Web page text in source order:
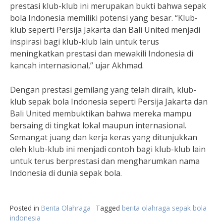
prestasi klub-klub ini merupakan bukti bahwa sepak
bola Indonesia memiliki potensi yang besar. “Klub-
klub seperti Persija Jakarta dan Bali United menjadi
inspirasi bagi klub-klub lain untuk terus
meningkatkan prestasi dan mewakili Indonesia di
kancah internasional,” ujar Akhmad.
Dengan prestasi gemilang yang telah diraih, klub-
klub sepak bola Indonesia seperti Persija Jakarta dan
Bali United membuktikan bahwa mereka mampu
bersaing di tingkat lokal maupun internasional.
Semangat juang dan kerja keras yang ditunjukkan
oleh klub-klub ini menjadi contoh bagi klub-klub lain
untuk terus berprestasi dan mengharumkan nama
Indonesia di dunia sepak bola.
Posted in Berita Olahraga Tagged berita olahraga sepak bola
indonesia